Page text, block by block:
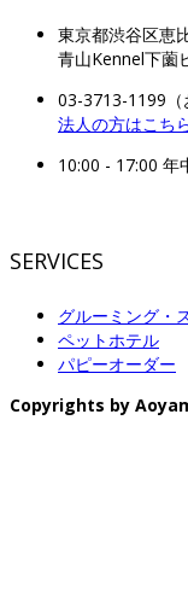
東京都渋谷区恵
青山Kennel下薗
03-3713-1199（
法人の方はこち
10:00 - 17:00 年
SERVICES
グルーミング・
ペットホテル
パピーオーダー
Copyrights by